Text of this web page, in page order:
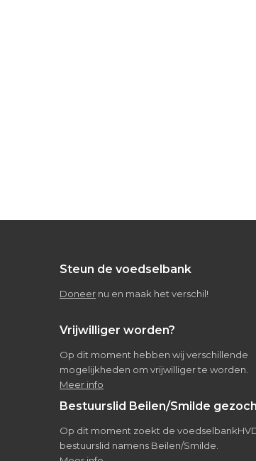
Steun de voedselbank
Doneer nu en maak het verschil!
Vrijwilliger worden?
Op dit moment hebben wij verschillende
mogelijkheden om vrijwilliger te worden.
Meer info
Bestuurslid Beilen/Smilde
Op dit moment zoekt de
bestuurslid namens Beilen/Smilde.